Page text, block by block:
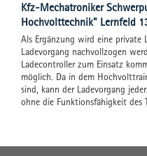
Kfz-Mechatroniker
Hochvolttechnik" Lernfeld
Als Ergänzung wird eine private
Ladevorgang nachvollzogen
Ladecontroller zum Einsatz
möglich. Da in dem
sind, kann der Ladevorgang
ohne die Funktionsfähigkeit des